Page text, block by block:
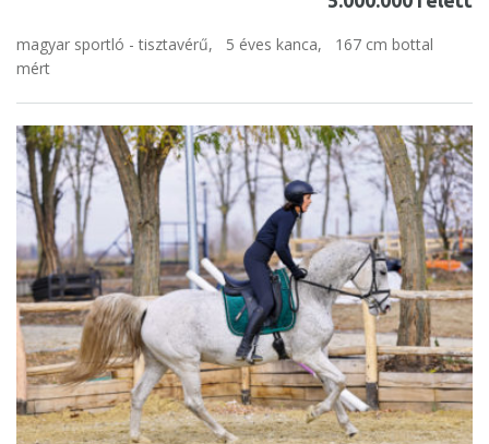
magyar sportló - tisztavérű, 5 éves kanca,
167 cm bottal
mért